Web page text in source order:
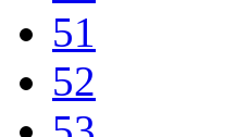
51
52